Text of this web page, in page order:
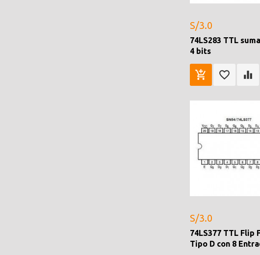
S/3.0
74LS283 TTL
4 bits
S/3.0
74LS377 TTL Flip
Tipo D con 8